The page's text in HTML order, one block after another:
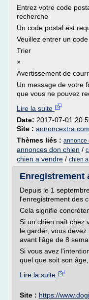
Entrez votre code
recherche
Un code postal est
Veuillez entrer un
Trier
×
Avertissement de
Un message de votre
que vous ne pouvez
Lire la suite
Date: 2017-07-01
Site : annoncextra.com
Thèmes liés : annonce
annonces don chien /
chien a vendre / chien
Enregistrement
Depuis le 1
l'enregistrement des
Cela signifie
Si un chien naît chez
le garder, vous
avant l'âge de 8
Si vous avez
quel que soit son
Lire la suite
Site : https://